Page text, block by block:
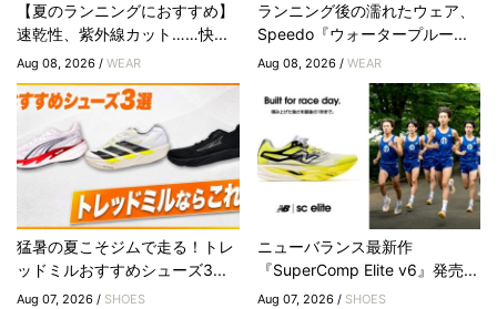
【夏のランニングにおすすめ】
速乾性、紫外線カット……快...
Aug 08, 2026 / WEAR
ランニング後の濡れたウェア、
Speedo『ウォータープルー...
Aug 08, 2026 /WEAR
猛暑の夏こそジムで走る！トレ
ッドミルおすすめシューズ3...
Aug 07, 2026 / SHOES
ニューバランス最新作
『SuperComp Elite v6』発売...
Aug 07, 2026 / SHOES